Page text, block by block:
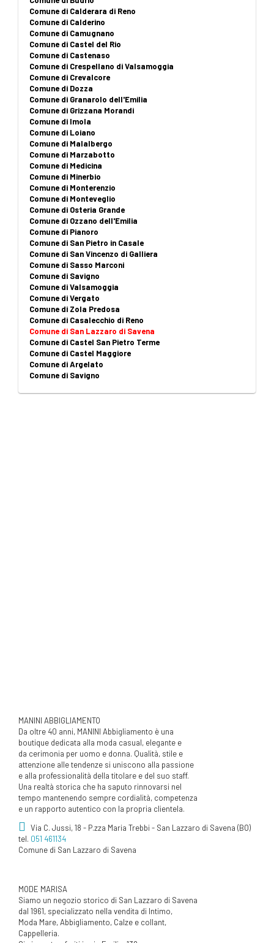
Comune di Calderara di Reno
Comune di Calderino
Comune di Camugnano
Comune di Castel del Rio
Comune di Castenaso
Comune di Crespellano di Valsamoggia
Comune di Crevalcore
Comune di Dozza
Comune di Granarolo dell'Emilia
Comune di Grizzana Morandi
Comune di Imola
Comune di Loiano
Comune di Malalbergo
Comune di Marzabotto
Comune di Medicina
Comune di Minerbio
Comune di Monterenzio
Comune di Monteveglio
Comune di Osteria Grande
Comune di Ozzano dell'Emilia
Comune di Pianoro
Comune di San Pietro in Casale
Comune di San Vincenzo di Galliera
Comune di Sasso Marconi
Comune di Savigno
Comune di Valsamoggia
Comune di Vergato
Comune di Zola Predosa
Comune di Casalecchio di Reno
Comune di San Lazzaro di Savena
Comune di Castel San Pietro Terme
Comune di Castel Maggiore
Comune di Argelato
Comune di Savigno
MANINI ABBIGLIAMENTO
Da oltre 40 anni, MANINI Abbigliamento è una
boutique dedicata alla moda casual, elegante e
da cerimonia per uomo e donna. Qualità, stile e
attenzione alle tendenze si uniscono alla passione
e alla professionalità della titolare e del suo staff.
Una realtà storica che ha saputo rinnovarsi nel
tempo mantenendo sempre cordialità, competenza
e un rapporto autentico con la propria clientela.
Via C. Jussi, 18 - P.zza Maria Trebbi - San Lazzaro di Savena (BO)
tel. 051 461134
Comune di San Lazzaro di Savena
MODE MARISA
Siamo un negozio storico di San Lazzaro di Savena
dal 1961, specializzato nella vendita di Intimo,
Moda Mare, Abbigliamento, Calze e collant,
Cappelleria.